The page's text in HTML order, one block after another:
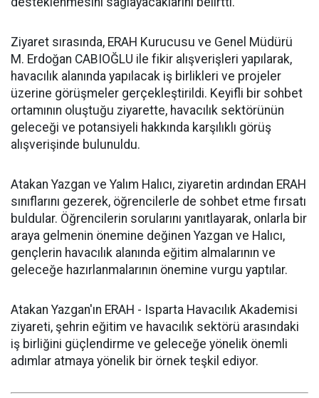
Ziyaret sırasında, ERAH Kurucusu ve Genel Müdürü
M. Erdoğan CABIOĞLU ile fikir alışverişleri yapılarak,
havacılık alanında yapılacak iş birlikleri ve projeler
üzerine görüşmeler gerçekleştirildi. Keyifli bir sohbet
ortamının oluştuğu ziyarette, havacılık sektörünün
geleceği ve potansiyeli hakkında karşılıklı görüş
alışverişinde bulunuldu.
Atakan Yazgan ve Yalım Halıcı, ziyaretin ardından ERAH
sınıflarını gezerek, öğrencilerle de sohbet etme fırsatı
buldular. Öğrencilerin sorularını yanıtlayarak, onlarla bir
araya gelmenin önemine değinen Yazgan ve Halıcı,
gençlerin havacılık alanında eğitim almalarının ve
geleceğe hazırlanmalarının önemine vurgu yaptılar.
Atakan Yazgan'ın ERAH - Isparta Havacılık Akademisi
ziyareti, şehrin eğitim ve havacılık sektörü arasındaki
iş birliğini güçlendirme ve geleceğe yönelik önemli
adımlar atmaya yönelik bir örnek teşkil ediyor.